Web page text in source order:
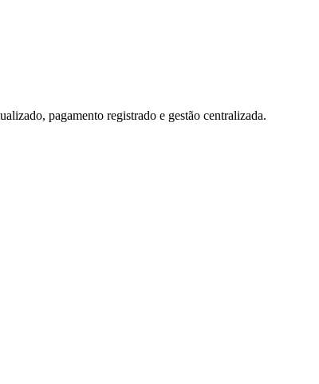
pagamento registrado e gestão centralizada.